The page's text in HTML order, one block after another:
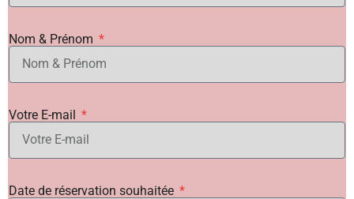
Nom & Prénom
Votre E-mail
Date de réservation souhaitée